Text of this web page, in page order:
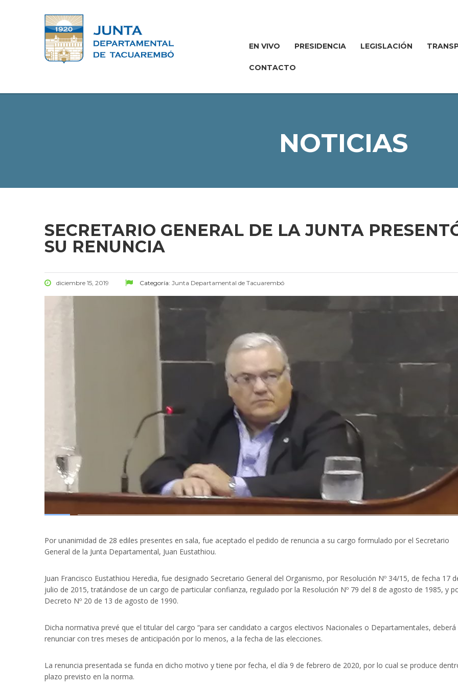
EN VIVO PRESIDENCIA LEGISLACIÓN
CONTACTO
NOTICIAS
SECRETARIO GENERAL DE LA JUNTA
SU RENUNCIA
diciembre 15, 2019 Categoría: Junta Departamental de Tacuarembó
Por unanimidad de 28 ediles presentes en sala, fue aceptado el pedido de renuncia a su cargo formulado por el Secretario
General de la Junta Departamental, Juan Eustathiou.
Juan Francisco Eustathiou Heredia, fue designado Secretario General del Organismo, por Resolución Nº 34/15, de fecha 17
julio de 2015, tratándose de un cargo de particular confianza, regulado por la Resolución Nº 79 del 8 de agosto de 1985, y
Decreto Nº 20 de 13 de agosto de 1990.
Dicha normativa prevé que el titular del cargo “para ser candidato a cargos electivos Nacionales o Departamentales, deberá
renunciar con tres meses de anticipación por lo menos, a la fecha de las elecciones.
La renuncia presentada se funda en dicho motivo y tiene por fecha, el día 9 de febrero de 2020, por lo cual se produce
plazo previsto en la norma.